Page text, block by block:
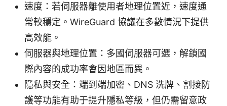
速度：若伺服器離使用者地理位置近，速度通
常較穩定。WireGuard 協議在多數情況下提供
高效能。
伺服器與地理位置：多國伺服器可選，解鎖國
際內容的成功率會因地區而異。
隱私與安全：端到端加密、DNS 洗牌、割接防
護等功能有助于提升隱私等級，但仍需留意政